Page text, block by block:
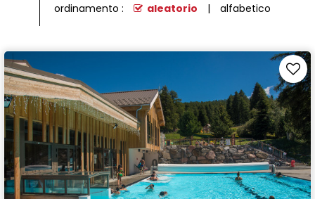
ordinamento : aleatorio alfabetico